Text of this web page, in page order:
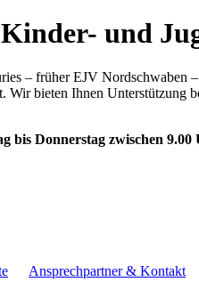
und
– früher EJV
bieten Ihnen Unterstützung
bis Donnerstag zwischen 9.00
Ansprechpartner & Kontakt